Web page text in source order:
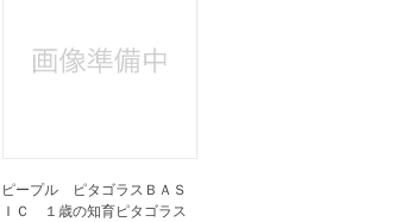
ピープル ピタゴラスＢＡＳ
ＩＣ １歳の知育ピタゴラス